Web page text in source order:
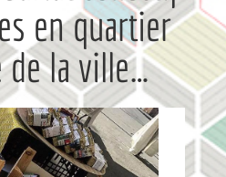
en quartier
la ville…